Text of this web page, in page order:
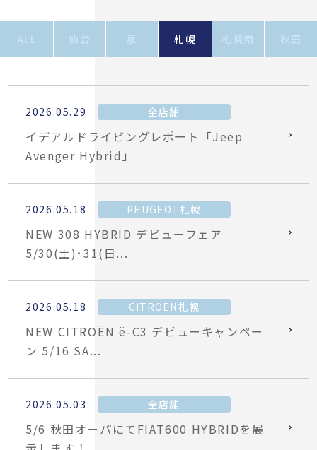
ALL 仙台 泉 札幌 札幌南 秋田
2026.05.29 全店舗
イデアルドライビングレポート「Jeep
Avenger Hybrid」
2026.05.18 PEUGEOT札幌
NEW 308 HYBRID デビューフェア
5/30(土)･31(日...
2026.05.18 CITROEN札幌
NEW CITROËN ë-C3 デビューキャンペー
ン 5/16 SA...
2026.05.03 全店舗
5/6 秋田オーパにてFIAT600 HYBRIDを展